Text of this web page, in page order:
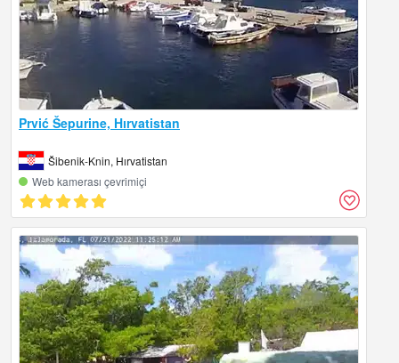
Prvić Šepurine, Hırvatistan
Šibenik-Knin, Hırvatistan
Web kamerası çevrimiçi